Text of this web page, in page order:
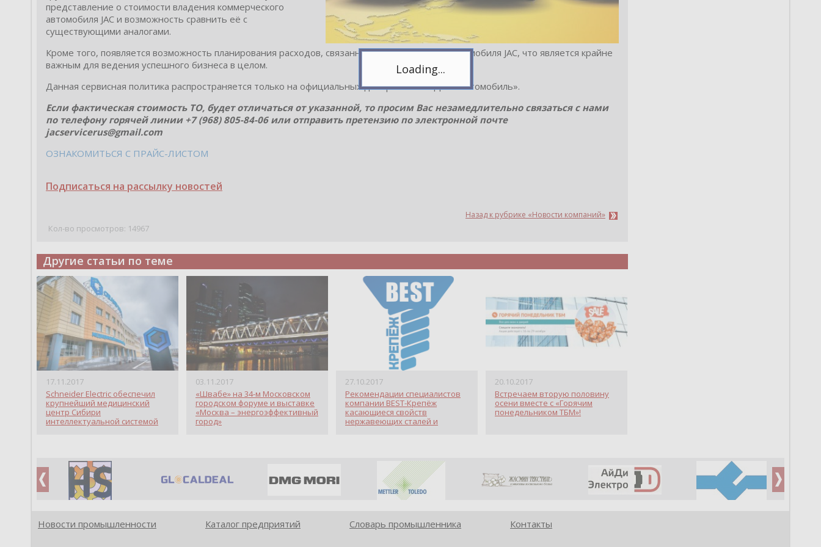
представление о стоимости владения коммерческого
автомобиля JAC и возможность сравнить её с
существующими аналогами.
Кроме того, появляется возможность планирования расходов, связанных с эксплуатацией автомобиля JAC, что является крайне
важным для ведения успешного бизнеса в целом.
Данная сервисная политика распространяется только на официальных дилеров ООО «Джак Автомобиль».
Если фактическая стоимость ТО, будет отличаться от указанной, то просим Вас незамедлительно связаться с нами
по телефону горячей линии +7 (968) 805-84-06 или отправить претензию по электронной почте
jacservicerus@gmail.com
ОЗНАКОМИТЬСЯ С ПРАЙС-ЛИСТОМ
Подписаться на рассылку новостей
Назад к рубрике «Новости компаний»
Кол-во просмотров: 14967
Другие статьи по теме
17.11.2017
Schneider Electric обеспечил
крупнейший медицинский
центр Сибири
интеллектуальной системой
03.11.2017
«Швабе» на 34-м Московском
городском форуме и выставке
«Москва – энергоэффективный
город»
27.10.2017
Рекомендации специалистов
компании BEST-Крепёж
касающиеся свойств
нержавеющих сталей и
20.10.2017
Встречаем вторую половину
осени вместе с «Горячим
понедельником ТБМ»!
Новости промышленности Каталог предприятий Словарь промышленника Контакты
Спасибо, я уже с вами!